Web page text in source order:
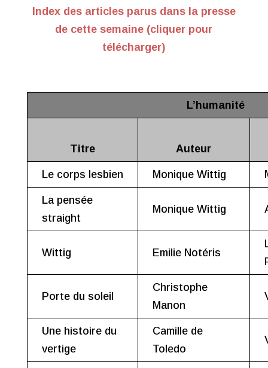
Index des articles parus dans la presse
de cette semaine (cliquer pour
télécharger)
L’humanité
Titre Auteur
Le corps lesbien Monique Wittig
La pensée
straight
Monique Wittig
Wittig Emilie Notéris
Porte du soleil
Christophe
Manon
Une histoire du
vertige
Camille de
Toledo